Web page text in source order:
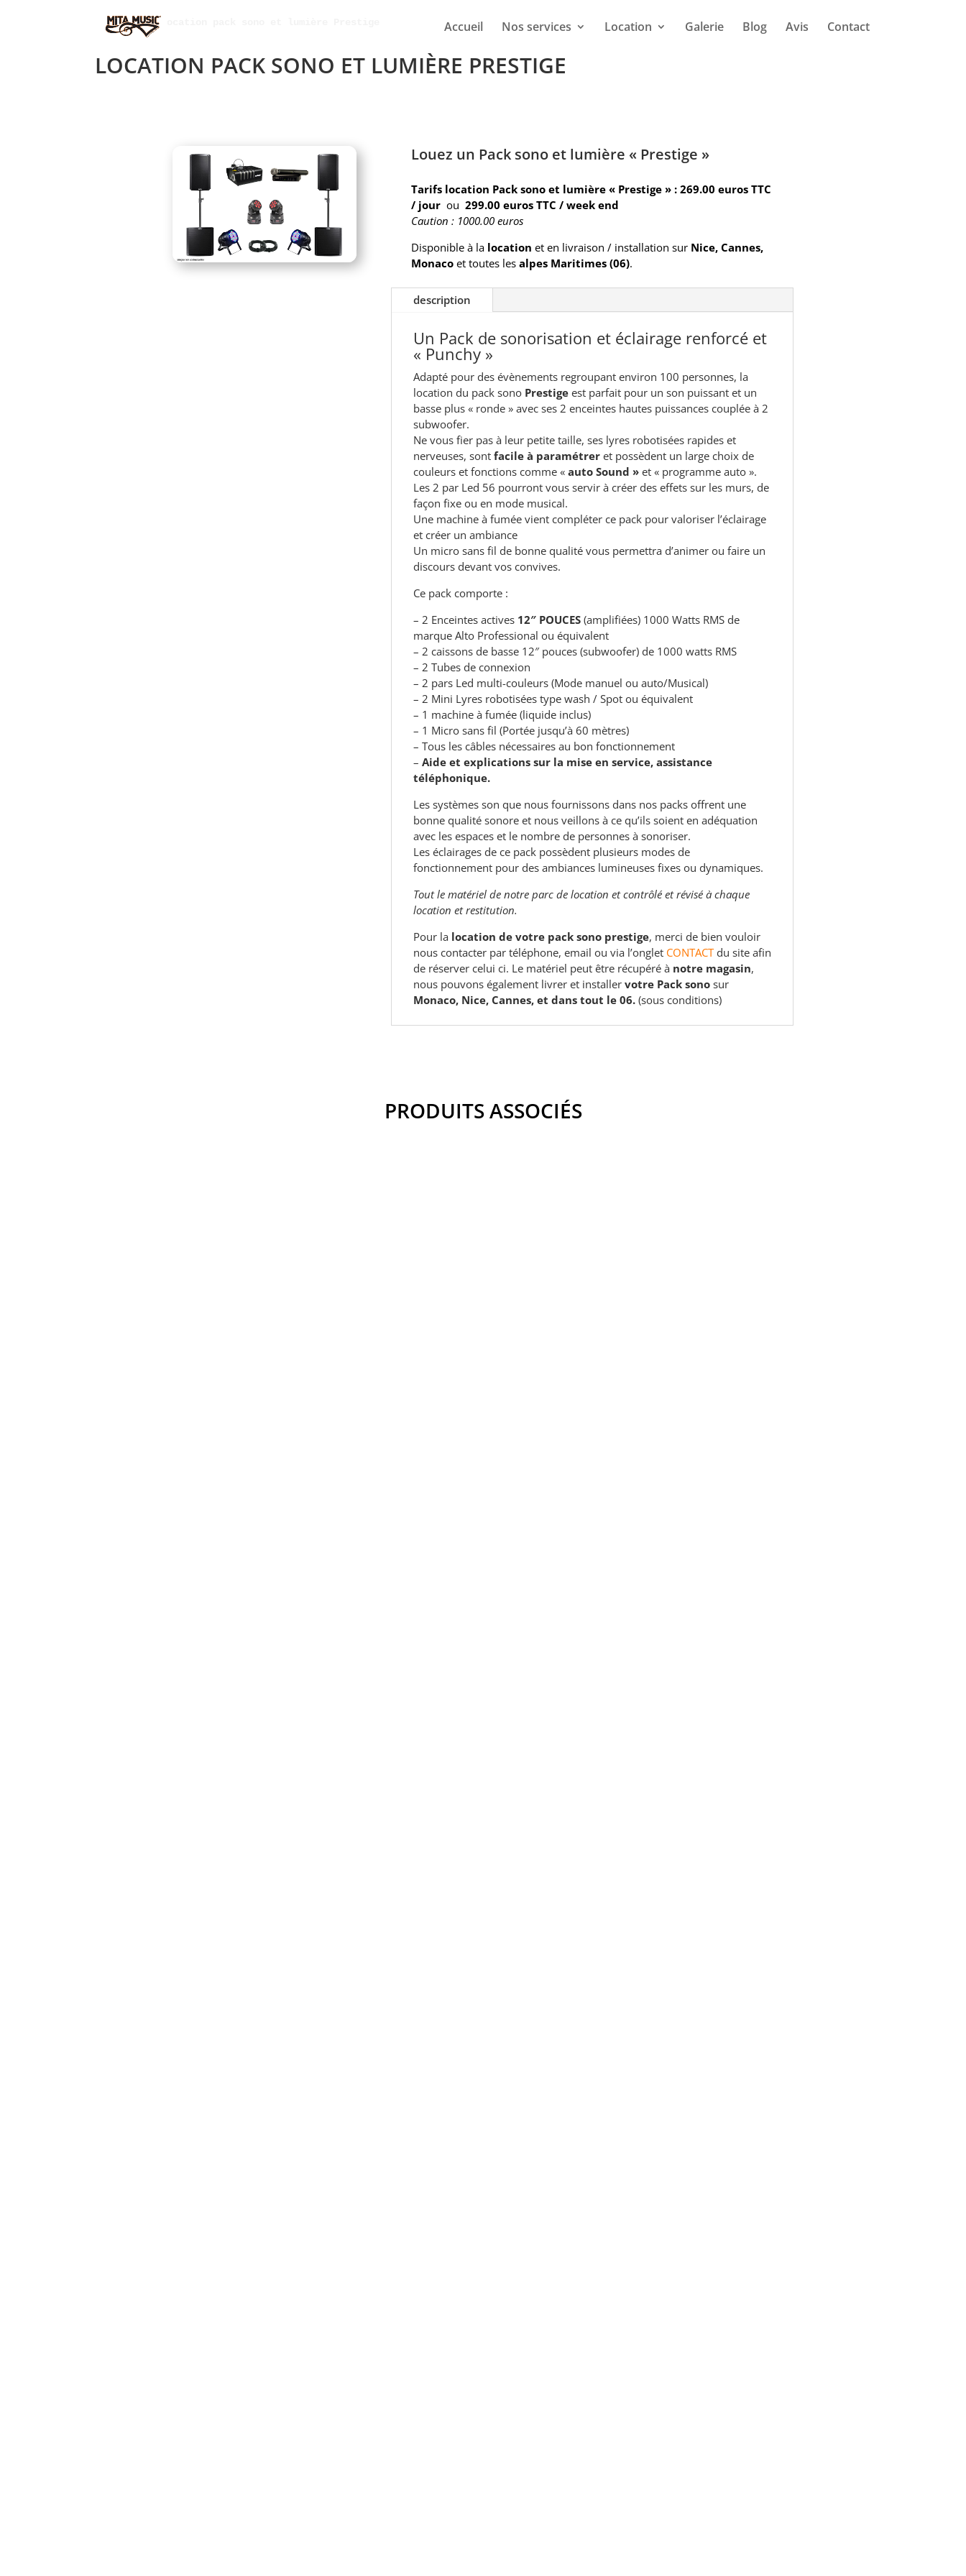
Accueil Nos services Location Galerie Blog Avis Contact
Accueil »
LOCATION PACK SONO ET LUMIÈRE PRESTIGE
Louez un Pack sono et lumière « Prestige »
Tarifs location Pack sono et lumière « Prestige » : 269.00 euros TTC
/ jour ou 299.00 euros TTC / week end
Caution : 1000.00 euros
Disponible à la location et en livraison / installation sur Nice, Cannes,
Monacoet toutes les alpes Maritimes (06).
description
Un Pack de sonorisation et éclairage renforcé et
« Punchy »
Adapté pour des évènements regroupant environ 100 personnes, la
location du pack sono Prestigeest parfait pour un son puissant et un
basse plus « ronde » avec ses 2 enceintes hautes puissances couplée à 2
subwoofer.
Ne vous fier pas à leur petite taille, ses lyres robotisées rapides et
nerveuses, sont facile à paramétreret possèdent un large choix de
couleurs et fonctions comme « auto Sound »et « programme auto ».
Les 2 par Led 56 pourront vous servir à créer des effets sur les murs, de
façon fixe ou en mode musical.
Une machine à fumée vient compléter ce pack pour valoriser l’éclairage
et créer un ambiance
Un micro sans fil de bonne qualité vous permettra d’animer ou faire un
discours devant vos convives.
Ce pack comporte :
– 2 Enceintes actives 12″ POUCES(amplifiées) 1000 Watts RMS de
marque Alto Professional ou équivalent
– 2 caissons de basse 12″ pouces (subwoofer) de 1000 watts RMS
– 2 Tubes de connexion
– 2 pars Led multi-couleurs (Mode manuel ou auto/Musical)
– 2 Mini Lyres robotisées type wash / Spot ou équivalent
– 1 machine à fumée (liquide inclus)
– 1 Micro sans fil (Portée jusqu’à 60 mètres)
– Tous les câbles nécessaires au bon fonctionnement
– Aide et explications sur la mise en service, assistance
téléphonique.
Les systèmes son que nous fournissons dans nos packs offrent une
bonne qualité sonore et nous veillons à ce qu’ils soient en adéquation
avec les espaces et le nombre de personnes à sonoriser.
Les éclairages de ce pack possèdent plusieurs modes de
fonctionnement pour des ambiances lumineuses fixes ou dynamiques.
Tout le matériel de notre parc de location et contrôlé et révisé à chaque
location et restitution.
Pour la location de votre pack sono prestige, merci de bien vouloir
nous contacter par téléphone, email ou via l’onglet CONTACTdu site afin
de réserver celui ci. Le matériel peut être récupéré à notre magasin,
nous pouvons également livrer et installervotre Pack sonosur
Monaco, Nice, Cannes, et dans tout le 06.(sous conditions)
PRODUITS ASSOCIÉS